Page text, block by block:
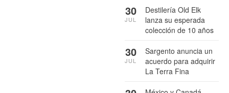
Destilería Old Elk
lanza su esperada
colección de 10 años
30
JUL
Sargento anuncia un
acuerdo para adquirir
La Terra Fina
30
JUL